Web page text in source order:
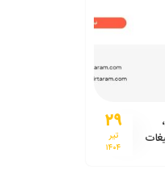
۲۹
تیر
۱۴۰۴